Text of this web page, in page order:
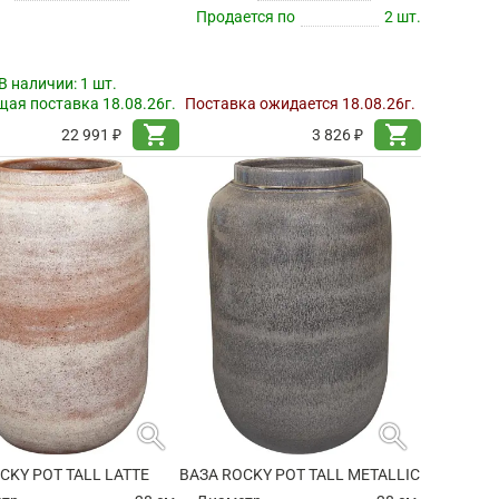
наличии: 1 шт.
поставка 18.08.26г.
22 991 ₽
shopping_cart
Продается по
2 шт.
Поставка ожидается 18.08.26г.
3 826 ₽
shopping_cart
search
POT TALL LATTE
search
ВАЗА ROCKY POT TALL METALLIC